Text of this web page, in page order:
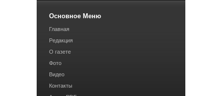
Основное Меню
Главная
Редакция
О газете
Фото
Видео
Контакты